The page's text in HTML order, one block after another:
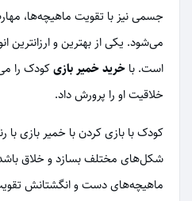
جسمی نیز با تقویت ماهیچه‌ها،
می‌شود. یکی از بهترین و ارزانترین
است. با خرید خمیر بازیکودک را
خلاقیت او را پرورش داد.
کودک با بازی کردن با خمیر بازی
شکل‌های مختلف بسازد و خلاق
ماهیچه‌های دست و انگشتانش